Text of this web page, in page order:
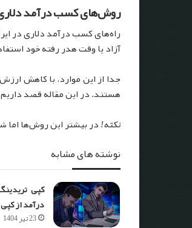
روش‌های کسب درآمد دلاری
راه‌های کسب درآمد دلاری در
آزاد یا وقت هدر رفته خود
جدا از این موارد، با کاهش
هستند. در این مقاله قصد داریم
نکته!در بیشتر این روش‌ها اما
نوشته های مشابه
کپی
درآمد از
23 تیر 1404